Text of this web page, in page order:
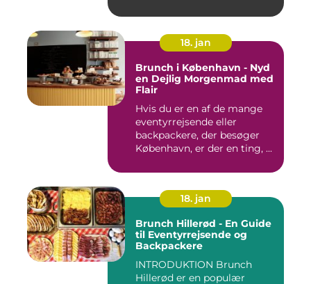
18. jan
Brunch i København - Nyd
en Dejlig Morgenmad med
Flair
Hvis du er en af de mange
eventyrrejsende eller
backpackere, der besøger
København, er der en ting, ...
18. jan
Brunch Hillerød - En Guide
til Eventyrrejsende og
Backpackere
INTRODUKTION Brunch
Hillerød er en populær